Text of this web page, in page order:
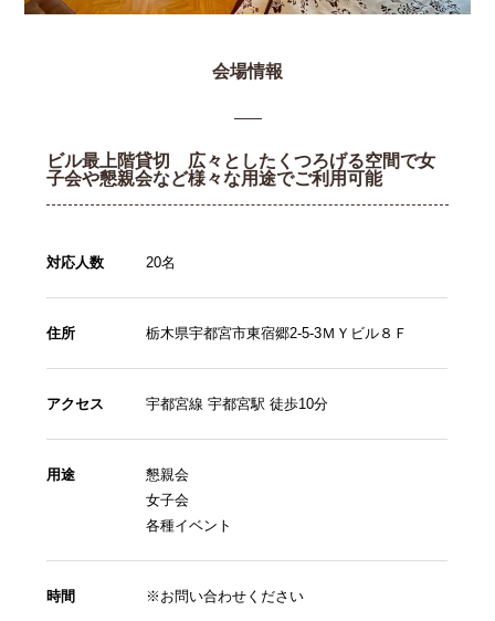
会場情報
ビル最上階貸切 広々としたくつろげる空間で女
子会や懇親会など様々な用途でご利用可能
対応人数 20名
住所 栃木県宇都宮市東宿郷2-5-3ＭＹビル８Ｆ
アクセス 宇都宮線 宇都宮駅 徒歩10分
用途
懇親会
女子会
各種イベント
時間 ※お問い合わせください